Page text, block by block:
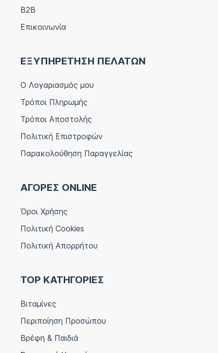
B2B
Επικοινωνία
ΕΞΥΠΗΡΕΤΗΣΗ ΠΕΛΑΤΩΝ
Ο Λογαριασμός μου
Τρόποι Πληρωμής
Τρόποι Αποστολής
Πολιτική Επιστροφών
Παρακολούθηση Παραγγελίας
ΑΓΟΡΕΣ ONLINE
Όροι Χρήσης
Πολιτική Cookies
Πολιτική Απορρήτου
TOP ΚΑΤΗΓΟΡΙΕΣ
Βιταμίνες
Περιποίηση Προσώπου
Βρέφη & Παιδιά